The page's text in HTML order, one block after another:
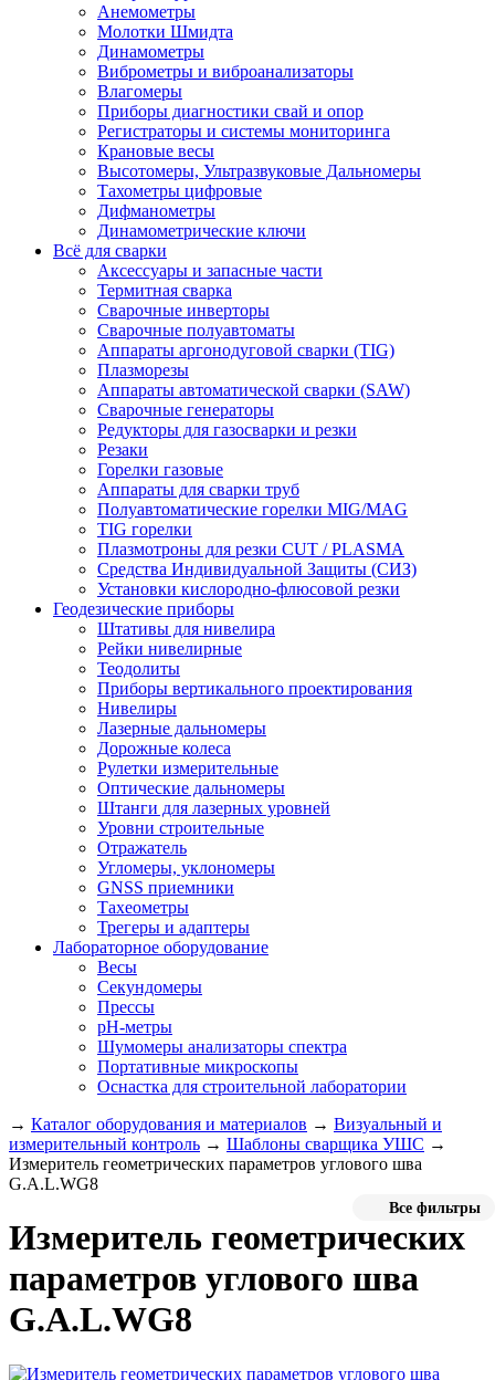
Анемометры
Молотки Шмидта
Динамометры
Виброметры и виброанализаторы
Влагомеры
Приборы диагностики свай и опор
Регистраторы и системы мониторинга
Крановые весы
Высотомеры, Ультразвуковые Дальномеры
Тахометры цифровые
Дифманометры
Динамометрические ключи
Всё для сварки
Аксессуары и запасные части
Термитная сварка
Сварочные инверторы
Сварочные полуавтоматы
Аппараты аргонодуговой сварки (TIG)
Плазморезы
Аппараты автоматической сварки (SAW)
Сварочные генераторы
Редукторы для газосварки и резки
Резаки
Горелки газовые
Аппараты для сварки труб
Полуавтоматические горелки MIG/MAG
TIG горелки
Плазмотроны для резки CUT / PLASMA
Средства Индивидуальной Защиты (СИЗ)
Установки кислородно-флюсовой резки
Геодезические приборы
Штативы для нивелира
Рейки нивелирные
Теодолиты
Приборы вертикального проектирования
Нивелиры
Лазерные дальномеры
Дорожные колеса
Рулетки измерительные
Оптические дальномеры
Штанги для лазерных уровней
Уровни строительные
Отражатель
Угломеры, уклономеры
GNSS приемники
Тахеометры
Трегеры и адаптеры
Лабораторное оборудование
Весы
Секундомеры
Прессы
pH-метры
Шумомеры анализаторы спектра
Портативные микроскопы
Оснастка для строительной лаборатории
→ Каталог оборудования и материалов → Визуальный и
измерительный контроль → Шаблоны сварщика УШС →
Измеритель геометрических параметров углового шва
G.A.L.WG8
Все фильтры
Измеритель геометрических
параметров углового шва
G.A.L.WG8